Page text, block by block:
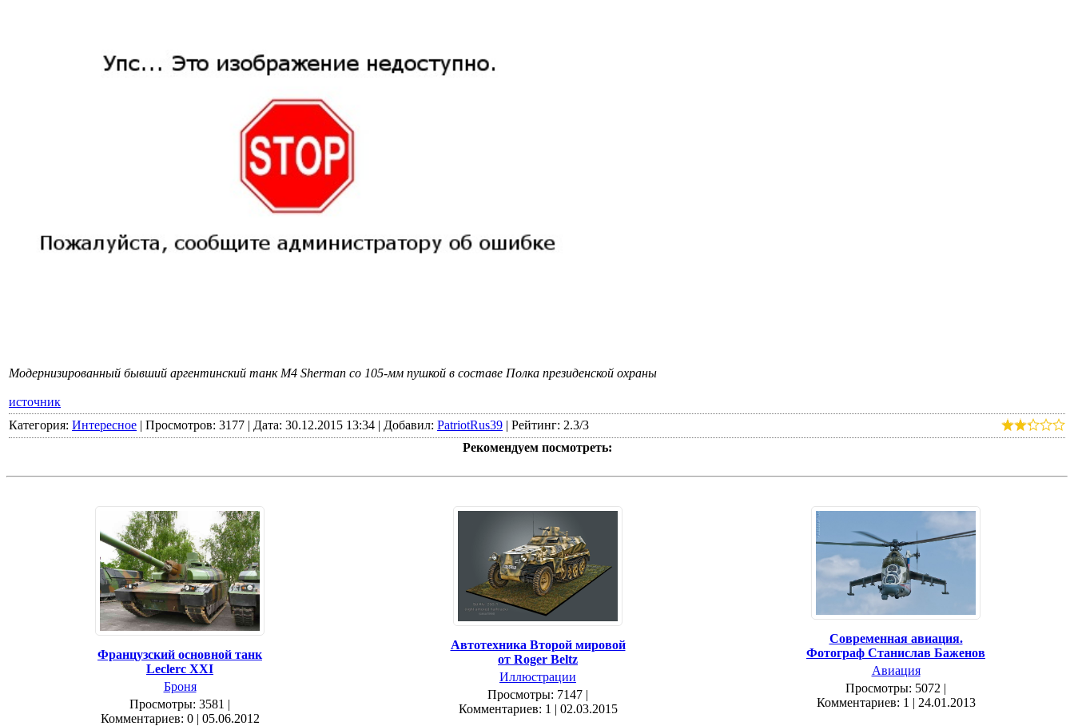
Модернизированный бывший аргентинский танк М4 Sherman со 105-мм пушкой в составе Полка президенской охраны
источник
Категория: Интересное | Просмотров: 3177 | Дата: 30.12.2015 13:34 | Добавил: PatriotRus39 | Рейтинг: 2.3/3
Рекомендуем посмотреть:
Французский основной танк
Leclerc XXI
Броня
Просмотры: 3581 |
Комментариев: 0 | 05.06.2012
Автотехника Второй мировой
от Roger Beltz
Иллюстрации
Просмотры: 7147 |
Комментариев: 1 | 02.03.2015
Современная авиация.
Фотограф Станислав Баженов
Авиация
Просмотры: 5072 |
Комментариев: 1 | 24.01.2013